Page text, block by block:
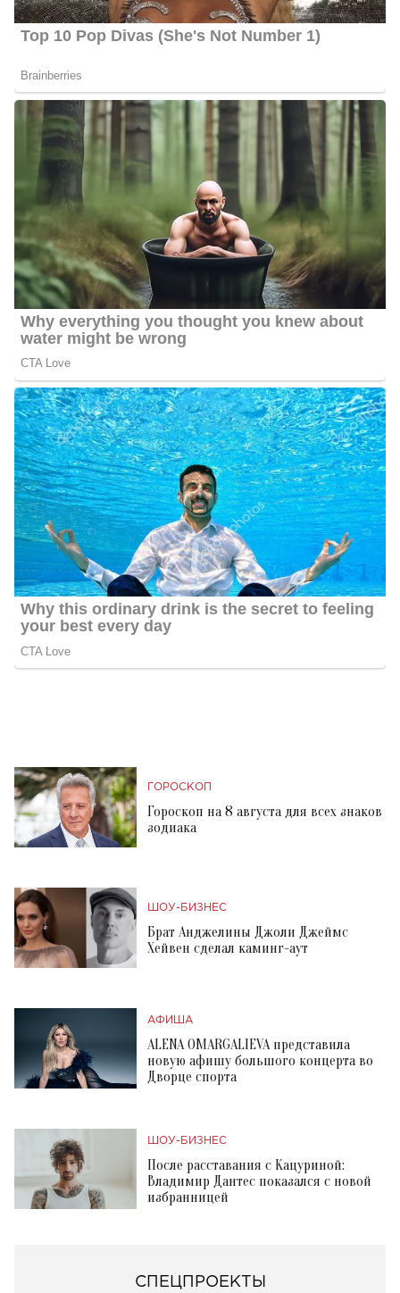
ГОРОСКОП
Гороскоп на 8 августа для всех знаков
зодиака
ШОУ-БИЗНЕС
Брат Анджелины Джоли Джеймс
Хейвен сделал каминг-аут
АФИША
ALENA OMARGALIEVA представила
новую афишу большого концерта во
Дворце спорта
ШОУ-БИЗНЕС
После расставания с Кацуриной:
Владимир Дантес показался с новой
избранницей
СПЕЦПРОЕКТЫ